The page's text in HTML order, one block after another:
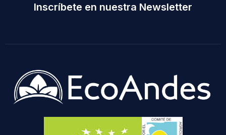
Inscríbete en nuestra Newsletter